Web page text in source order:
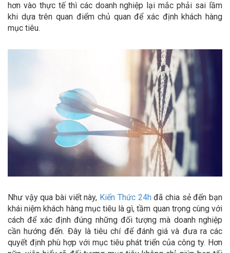
hơn vào thực tế thì các doanh nghiệp lại mắc phải sai lầm
khi dựa trên quan điểm chủ quan để xác định khách hàng
mục tiêu.
Như vậy qua bài viết này, Kiến Thức 24hđã chia sẻ đến bạn
khái niệm khách hàng mục tiêu là gì, tầm quan trọng cùng với
cách để xác định đúng những đối tượng mà doanh nghiệp
cần hướng đến. Đây là tiêu chí để đánh giá và đưa ra các
quyết định phù hợp với mục tiêu phát triển của công ty. Hơn